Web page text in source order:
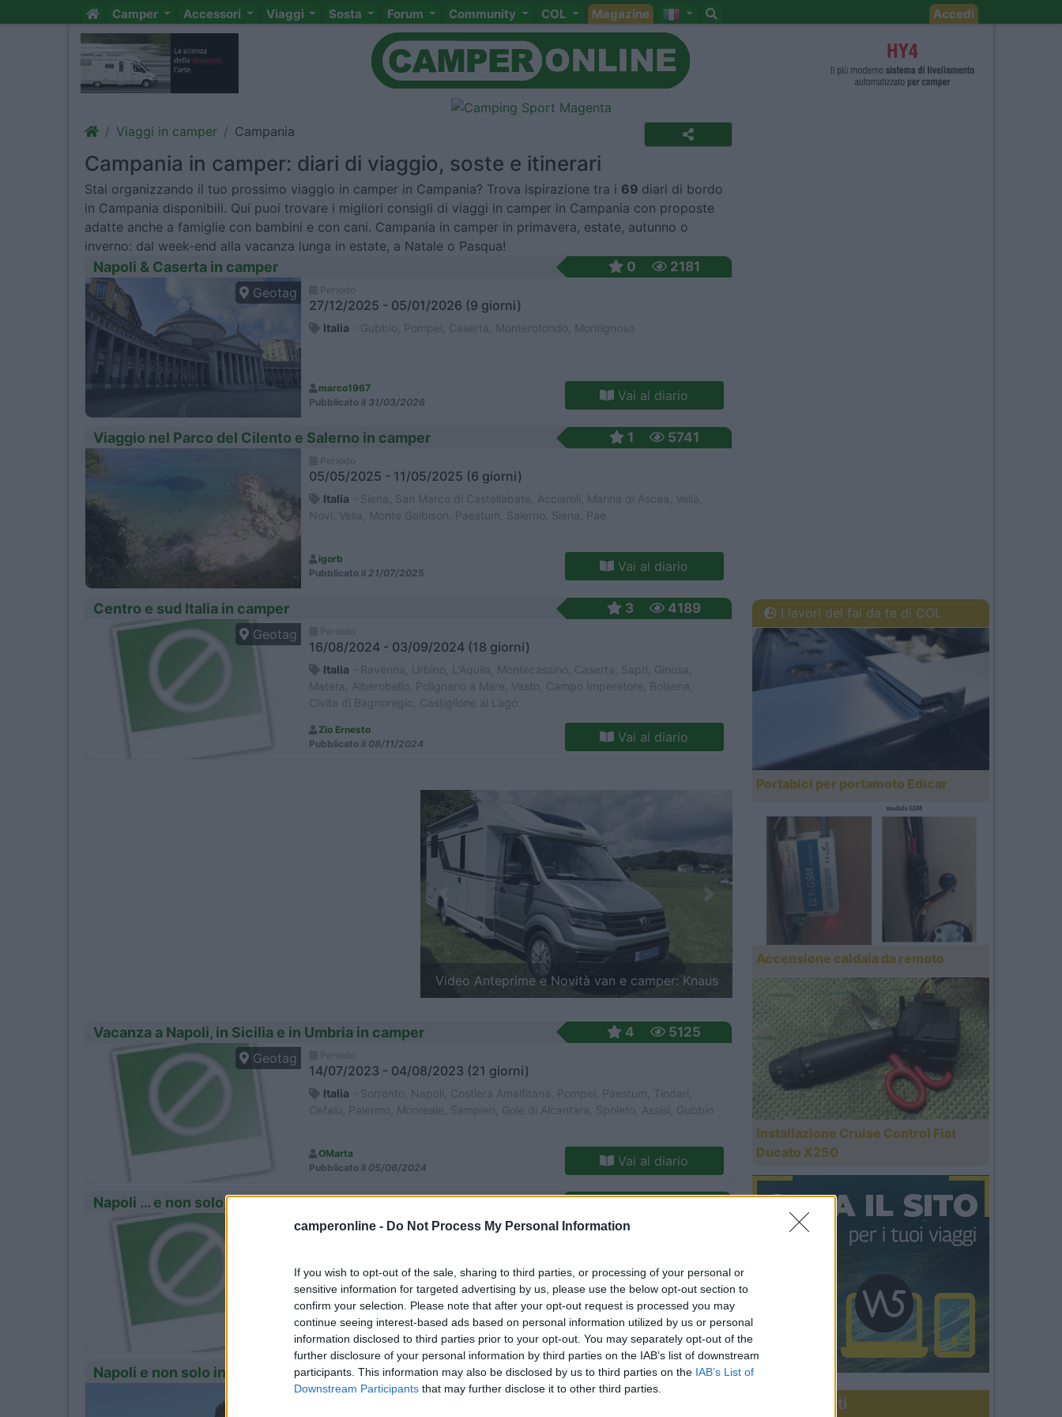
camperonline - Do Not Process My Personal Information
If you wish to opt-out of the sale, sharing to third parties, or processing of your personal or
sensitive information for targeted advertising by us, please use the below opt-out section to
confirm your selection. Please note that after your opt-out request is processed you may
continue seeing interest-based ads based on personal information utilized by us or personal
information disclosed to third parties prior to your opt-out. You may separately opt-out of the
further disclosure of your personal information by third parties on the IAB’s list of downstream
participants. This information may also be disclosed by us to third parties on the IAB’s List of
Downstream Participants that may further disclose it to other third parties.
Camper Accessori Viaggi Sosta Forum Community COL Magazine Accedi
Viaggi in camper Campania
Campania in camper: diari di viaggio, soste e itinerari
Stai organizzando il tuo prossimo viaggio in camper in Campania? Trova ispirazione tra i 69 diari di bordo
in Campania disponibili. Qui puoi trovare i migliori consigli di viaggi in camper in Campania con proposte
adatte anche a famiglie con bambini e con cani. Campania in camper in primavera, estate, autunno o
inverno: dal week-end alla vacanza lunga in estate, a Natale o Pasqua!
Napoli & Caserta in camper 0
2181
Geotag
27/12/2025 - 05/01/2026 (9 giorni)
Italia - Gubbio, Pompei, Caserta, Monterotondo, Montignoso
marco1967
Pubblicato il 31/03/2026 Vai al diario
Viaggio nel Parco del Cilento e Salerno in camper 1 5741
05/05/2025 - 11/05/2025 (6 giorni)
Italia - Siena, San Marco di Castellabate, Acciaroli, Marina di Ascea, Velia,
Novi, Velia, Monte Gelbison, Paestum, Salerno, Siena, Pae
igorb
Pubblicato il 21/07/2025 Vai al diario
Centro e sud Italia in camper 3
4189
Geotag
16/08/2024 - 03/09/2024 (18 giorni)
Italia - Ravenna, Urbino, L'Aquila, Montecassino, Caserta, Sapri, Ginosa,
Matera, Alberobello, Polignano a Mare, Vasto, Campo Imperatore, Bolsena,
Civita di Bagnoregio, Castiglione al Lago
Zio Ernesto
Pubblicato il 08/11/2024 Vai al diario
Video Anteprime e Novità van 2027: Clever Vans
Previous Next
Vacanza a Napoli, in Sicilia e in Umbria in camper 4
5125
Geotag
14/07/2023 - 04/08/2023 (21 giorni)
Italia - Sorrento, Napoli, Costiera Amalfitana, Pompei, Paestum, Tindari,
Cefalù, Palermo, Monreale, Sampieri, Gole di Alcantara, Spoleto, Assisi, Gubbio
OMarta
Pubblicato il 05/06/2024 Vai al diario
Napoli … e non solo, in camper 10
5636
Geotag
Periodo
Lucca
Brunella67
Pubblicato il06/04/2023 Vai al diario
Napoli e non solo in camper 3
5826
Periodo
I lavori del fai da te di COL
Portabici per portamoto Edicar
Accensione caldaia da remoto
Installazione Cruise Control Fiat
Ducato X250
Diari recenti